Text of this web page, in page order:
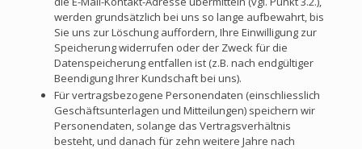
werden grundsätzlich bei uns so lange aufbewahrt, bis
Sie uns zur Löschung auffordern, Ihre Einwilligung zur
Speicherung widerrufen oder der Zweck für die
Datenspeicherung entfallen ist (z.B. nach endgültiger
Beendigung Ihrer Kundschaft bei uns).
Für vertragsbezogene Personendaten (einschliesslich
Geschäftsunterlagen und Mitteilungen) speichern wir
Personendaten, solange das Vertragsverhältnis
besteht, und danach für zehn weitere Jahre nach